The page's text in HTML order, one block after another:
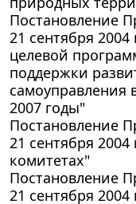
Постановление
21 сентября
целевой
поддержки
самоуправления
2007 годы"
Постановление
21 сентября
комитетах"
Постановление
21 сентября